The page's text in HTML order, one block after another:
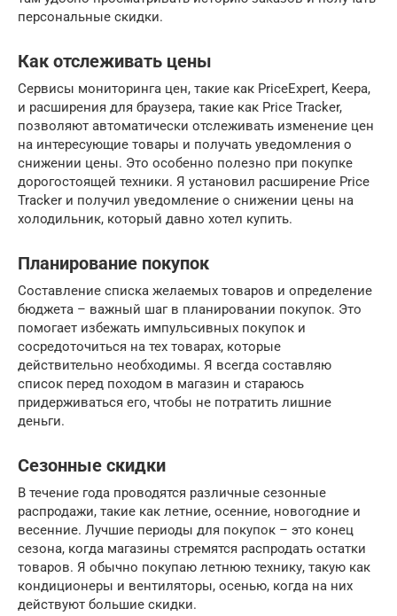
персональные скидки.
Как отслеживать цены
Сервисы мониторинга цен, такие как PriceExpert, Keepa,
и расширения для браузера, такие как Price Tracker,
позволяют автоматически отслеживать изменение цен
на интересующие товары и получать уведомления о
снижении цены. Это особенно полезно при покупке
дорогостоящей техники. Я установил расширение Price
Tracker и получил уведомление о снижении цены на
холодильник, который давно хотел купить.
Планирование покупок
Составление списка желаемых товаров и определение
бюджета – важный шаг в планировании покупок. Это
помогает избежать импульсивных покупок и
сосредоточиться на тех товарах, которые
действительно необходимы. Я всегда составляю
список перед походом в магазин и стараюсь
придерживаться его, чтобы не потратить лишние
деньги.
Сезонные скидки
В течение года проводятся различные сезонные
распродажи, такие как летние, осенние, новогодние и
весенние. Лучшие периоды для покупок – это конец
сезона, когда магазины стремятся распродать остатки
товаров. Я обычно покупаю летнюю технику, такую как
кондиционеры и вентиляторы, осенью, когда на них
действуют большие скидки.